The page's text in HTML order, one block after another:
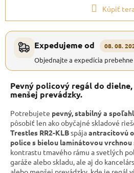
Kúpiť
Expedujeme od 08. 08.
Objednajte a expedícia
Pevný policový regál do
menšej prevádzky.
Potrebujete pevný, stabilný a
pôsobiť len ako obyčajné skladové
Trestles RR2-KLBspájaantracitovú
police s bielou laminátovou
kontrastu tmavého rámu a svetlých
garáže alebo skladu, ale aj do